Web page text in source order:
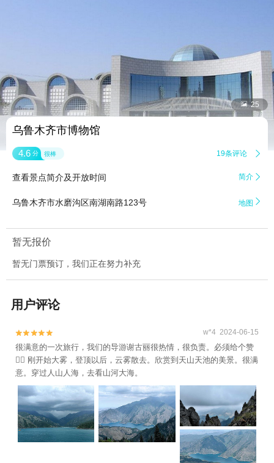
 25
乌鲁木齐市博物馆
4.6 分 很棒 19条评论 
查看景点简介及开放时间 简介 
乌鲁木齐市水磨沟区南湖南路123号 地图 
暂无报价
暂无门票预订，我们正在努力补充
用户评论

 w*4 2024-06-15
很满意的一次旅行，我们的导游谢古丽很热情，很负责。必须给个赞
👍🏻 刚开始大雾，登顶以后，云雾散去。欣赏到天山天池的美景。很满
意。穿过人山人海，去看山河大海。